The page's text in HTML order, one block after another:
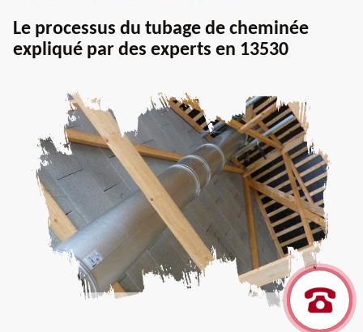
Le processus du tubage de cheminée
expliqué par des experts en 13530